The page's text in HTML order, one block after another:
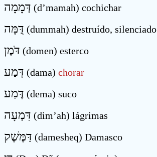
דְּמָמָה (d’mamah) cochichar
דֻּמָּה (dummah) destruído, silenciado
דֹּמֶן (domen) esterco
דָּמַע (dama) chorar
דֶּמַע (dema) suco
דִּמְעָה (dim’ah) lágrimas
דַּמֶּשֶׁק (damesheq) Damasco